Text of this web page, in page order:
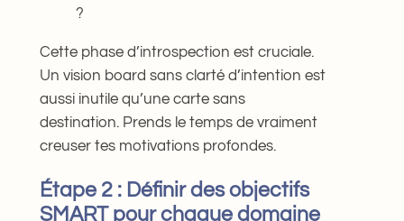
?
Cette phase d’introspection est cruciale.
Un vision board sans clarté d’intention est
aussi inutile qu’une carte sans
destination. Prends le temps de vraiment
creuser tes motivations profondes.
Étape 2 : Définir des objectifs
SMART pour chaque domaine